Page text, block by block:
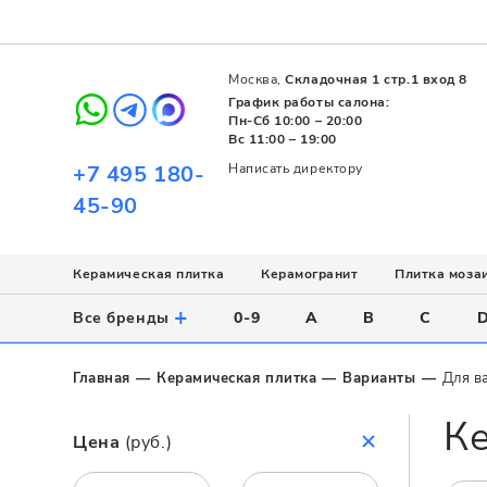
+7 495 180-
45-90
Написать директору
Москва,Складочная 1 стр.1 вход 8
График работы салона:
Пн-Сб 10:00 – 20:00
Вс 11:00 – 19:00
Керамическая плитка
Использование
Напольное
Настенное
Назначение
Для ванной
Стиль
Современный
Пэчворк
Керамогранит
Назначение
Для ванной
Напольное
Поверхность
Матовая
Полированная
Плитка
Назначение
Для ванной
Для бассейна
Цвет
Белый
Серый
Все бренды + 0-9 A B C D
Главная Керамическая плитка Варианты Для
Цена (руб.)